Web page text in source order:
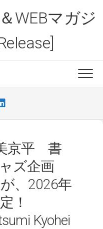
WEBマガジ
京平 書
ズ企画
、2026年
！
Kyohei